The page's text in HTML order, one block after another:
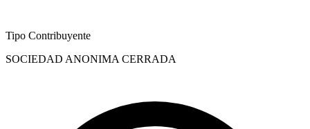
Tipo Contribuyente
SOCIEDAD ANONIMA CERRADA